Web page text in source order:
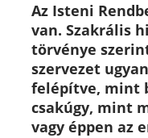
Az Isteni
van. Szakrális
törvénye
szervezet
felépítve, mint
csakúgy, mint
vagy éppen az